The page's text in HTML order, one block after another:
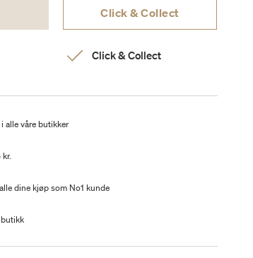
Click & Collect
Click & Collect
alle våre butikker
dine kjøp som No1 kunde